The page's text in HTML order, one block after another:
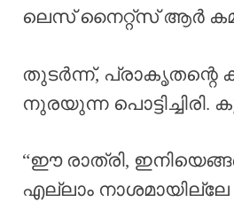
ലെസ് നൈറ്റ്സ് ആർ
തുടർന്ന്, പ്രാകൃതന്റെ
നുരയുന്ന പൊട്ടിച്ചിരി.
“ഈ രാത്രി,
എല്ലാം നാശമായില്ലേ